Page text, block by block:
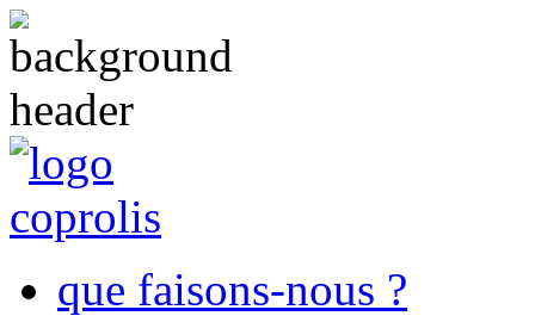
que faisons-nous ?